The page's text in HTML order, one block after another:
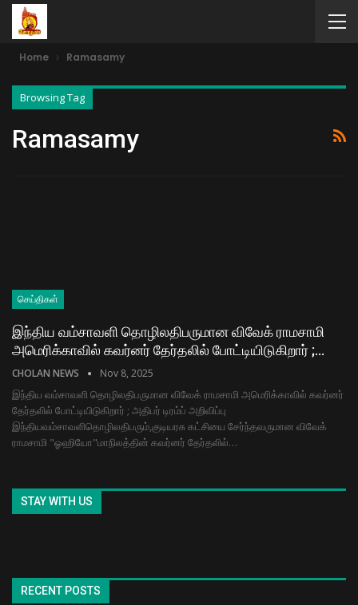
Home Ramasamy
Browsing Tag
Ramasamy
செய்திகள்
இந்திய வம்சாவளி தொழிலதிபருமான விவேக் ராமசாமி
அமெரிக்காவில் கவர்னர் தேர்தலில் போட்டியிடுகிறார் ;…
CHOLAN NEWS Nov 8, 2025
இந்திய வம்சாவளி தொழிலதிபருமான விவேக் ராமசாமி அமெரிக்காவில் கவர்னர்
தேர்தலில் போட்டியிடுகிறார் ; அதிபர் டிரம்ப் அறிவிப்பு
இந்தியவம்சாவளிதொழிலதிபரும்,குடியரசு கட்சியை சேர்ந்தவருமான விவேக்
ராமசாமி "ஓஹியோ"மாநிலத்தின் கவர்னர் தேர்தலில்…
STAY WITH US
RECENT POSTS